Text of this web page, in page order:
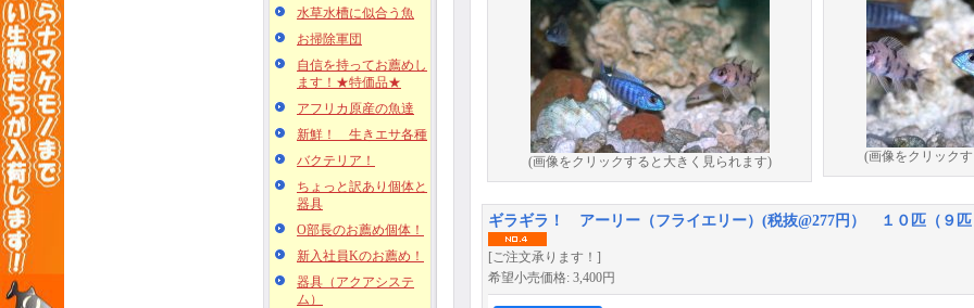
水草水槽に似合う魚
お掃除軍団
自信を持ってお薦めし
ます！★特価品★
アフリカ原産の魚達
新鮮！ 生きエサ各種
バクテリア！
ちょっと訳あり個体と
器具
O部長のお薦め個体！
新入社員Kのお薦め！
器具（アクアシステ
ム）
(画像をクリックすると大きく見られます) (画像をクリック
ギラギラ！ アーリー（フライエリー）(税抜@277円） １０匹（９匹
[ご注文承ります！]
希望小売価格: 3,400円